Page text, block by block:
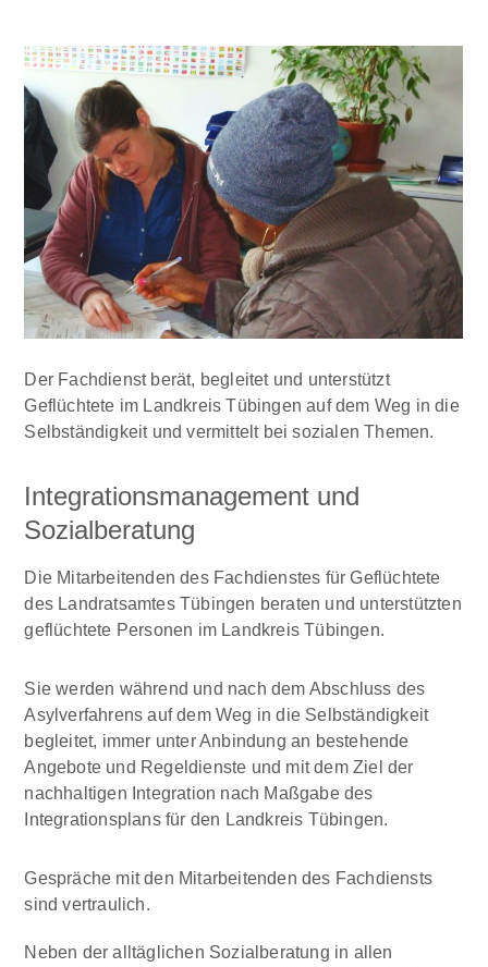
Der Fachdienst berät, begleitet und unterstützt
Geflüchtete im Landkreis Tübingen auf dem Weg in die
Selbständigkeit und vermittelt bei sozialen Themen.
Integrationsmanagement und
Sozialberatung
Die Mitarbeitenden des Fachdienstes für Geflüchtete
des Landratsamtes Tübingen beraten und unterstützten
geflüchtete Personen im Landkreis Tübingen.
Sie werden während und nach dem Abschluss des
Asylverfahrens auf dem Weg in die Selbständigkeit
begleitet, immer unter Anbindung an bestehende
Angebote und Regeldienste und mit dem Ziel der
nachhaltigen Integration nach Maßgabe des
Integrationsplans für den Landkreis Tübingen.
Gespräche mit den Mitarbeitenden des Fachdiensts
sind vertraulich.
Neben der alltäglichen Sozialberatung in allen